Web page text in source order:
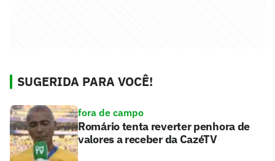
SUGERIDA PARA VOCÊ!
fora de campo
Romário tenta reverter penhora de
valores a receber da CazéTV